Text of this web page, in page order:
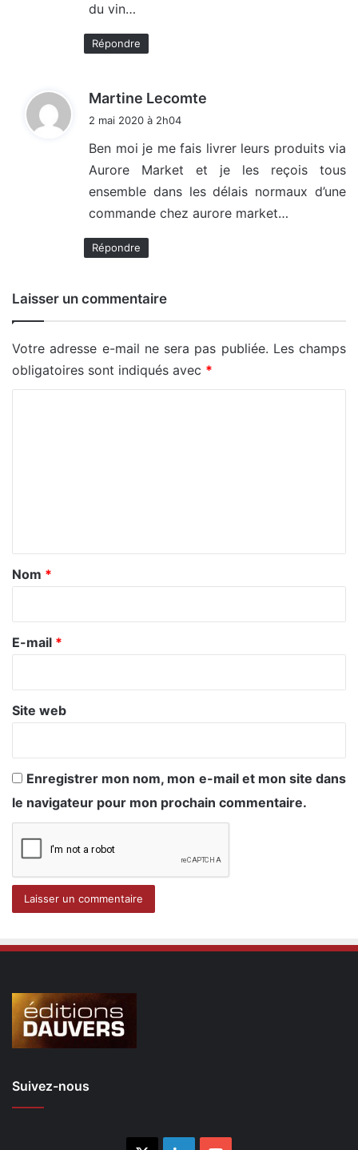
du vin…
Répondre
Martine Lecomte
2 mai 2020 à 2h04
Ben moi je me fais livrer leurs produits via
Aurore Market et je les reçois tous
ensemble dans les délais normaux d’une
commande chez aurore market…
Répondre
Laisser un commentaire
Votre adresse e-mail ne sera pas publiée. Les champs
obligatoires sont indiqués avec *
a
r
e
Nom *
E-mail *
Site web
Enregistrer mon nom, mon e-mail et mon site dans
le navigateur pour mon prochain commentaire.
Suivez-nous